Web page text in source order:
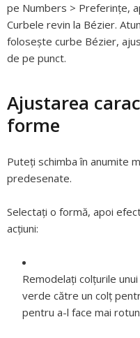
pe Numbers > Preferințe,
Curbele revin la Bézier.
folosește curbe Bézier,
de pe punct.
Ajustarea
forme
Puteți schimba în anumite
predesenate.
Selectaţi o formă, apoi
acțiuni:
Remodelați colțurile
verde către un colț
pentru a-l face mai